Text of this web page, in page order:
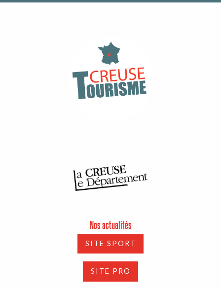
Nos actualités
SITE SPORT
SITE PRO